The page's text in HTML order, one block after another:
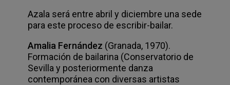
Azala será entre abril y diciembre una sede
para este proceso de escribir-bailar.
Amalia Fernández (Granada, 1970).
Formación de bailarina (Conservatorio de
Sevilla y posteriormente danza
contemporánea con diversas artistas